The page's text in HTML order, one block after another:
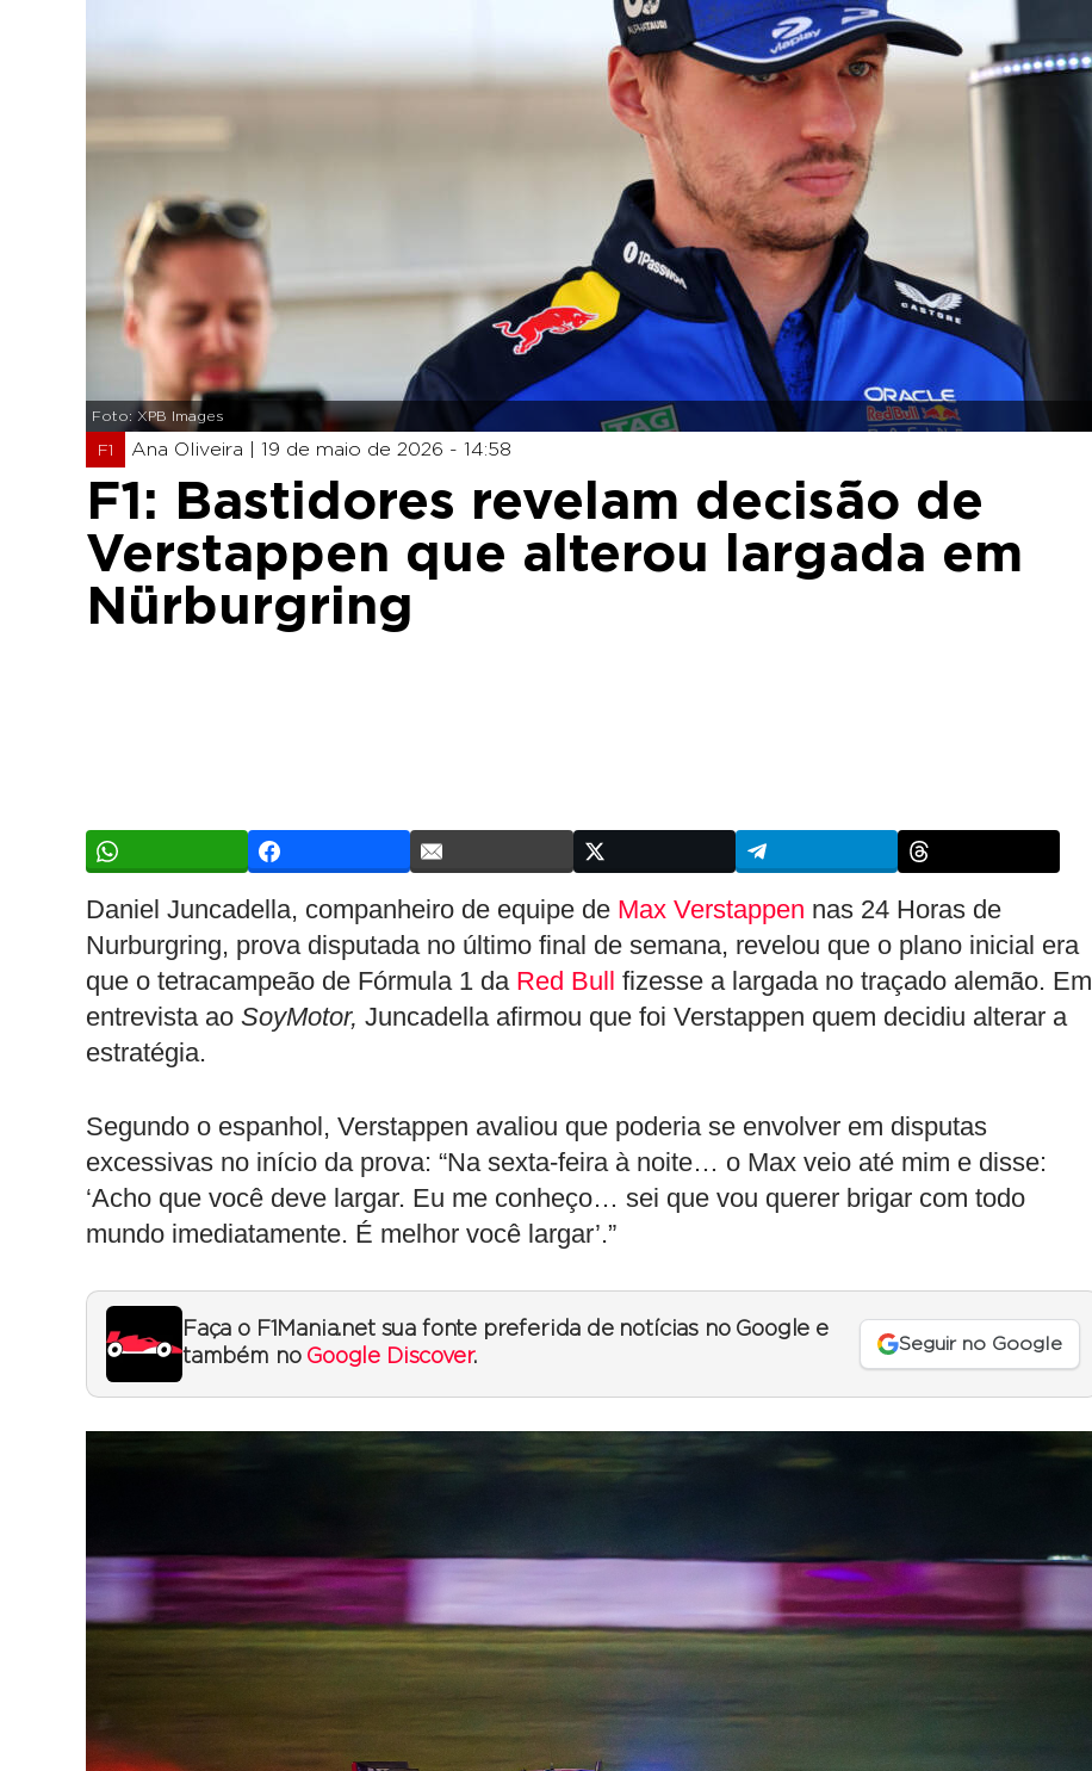
Foto: XPB Images
F1 Ana Oliveira | 19 de maio de 2026 - 14:58
F1: Bastidores revelam decisão de
Verstappen que alterou largada em
Nürburgring
Daniel Juncadella, companheiro de equipe de Max Verstappen nas 24 Horas de
Nurburgring, prova disputada no último final de semana, revelou que o plano inicial era
que o tetracampeão de Fórmula 1 da Red Bull fizesse a largada no traçado alemão. Em
entrevista ao SoyMotor, Juncadella afirmou que foi Verstappen quem decidiu alterar a
estratégia.
Segundo o espanhol, Verstappen avaliou que poderia se envolver em disputas
excessivas no início da prova: “Na sexta-feira à noite… o Max veio até mim e disse:
‘Acho que você deve largar. Eu me conheço… sei que vou querer brigar com todo
mundo imediatamente. É melhor você largar’.”
Faça o F1Mania.net sua fonte preferida de notícias no Google e
também no Google Discover.
Seguir no Google